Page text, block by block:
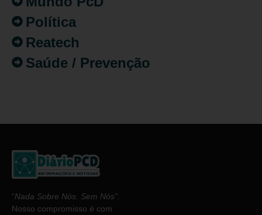
Política
Reatech
Saúde / Prevenção
“Nada Sobre Nós. Sem Nós”
Nosso compromisso é com